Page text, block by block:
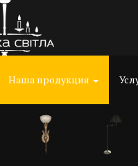
Наша продукция